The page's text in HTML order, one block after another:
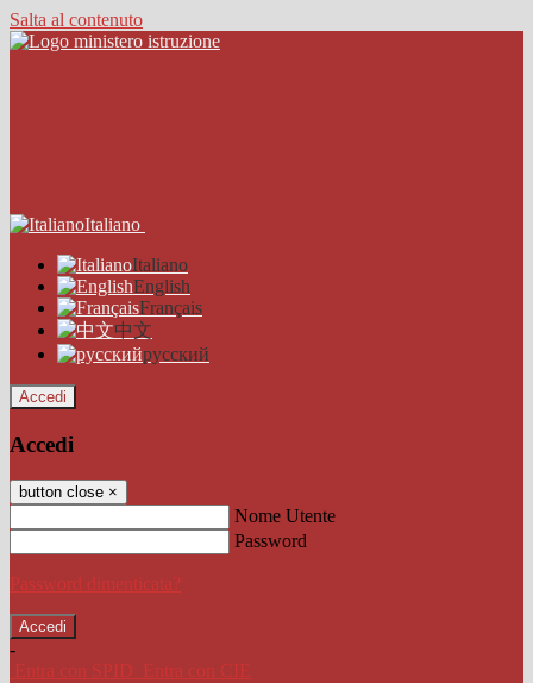
Salta al contenuto
Italiano
Italiano
English
Français
中文
русский
Accedi
Accedi
button close ×
Nome Utente
Password
Password dimenticata?
-
Entra con SPID
Entra con CIE